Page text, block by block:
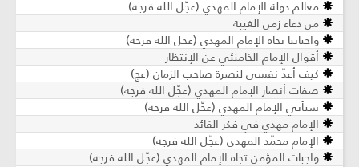
معالم دولة الإمام المهدي (عجّل الله فرجه)
من دعاء زمن الغيبة
واجباتنا تجاه الإمام المهدي (عجل الله فرجه)
أقوال الإمام الخامنئي عن الإنتظار
كيف أعدّ نفسي لنصرة صاحب الزمان (عج)
صفات أنصار الإمام المهدي (عجّل الله فرجه)
سيأتي الإمام المهدي (عجّل الله فرجه)
الإمام مهدي في فكر القائد
الإمام محمّد المهدي (عجّل الله فرجه)
واجبات المؤمن تجاه الإمام المهدي (عجّل الله فرجه)